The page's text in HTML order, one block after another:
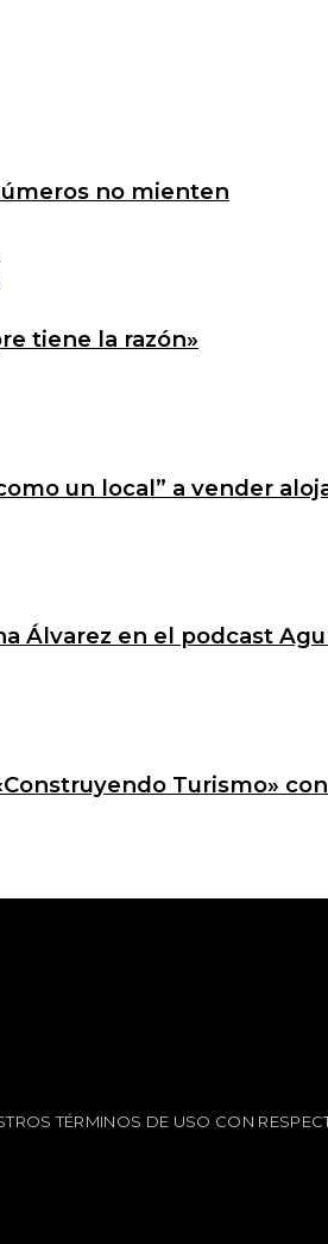
no mienten
tiene la razón»
un local” a vender
Álvarez en el podcast
Turismo»
TÉRMINOS DE USO CON